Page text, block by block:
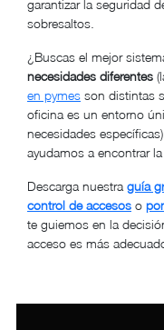
garantizar la seguridad
sobresaltos.
¿Buscas el mejor
necesidades diferentes
en pymes son distintas
oficina es un entorno
necesidades
ayudamos a encontrar
Descarga nuestra guía
control de accesos o
te guiemos en la
acceso es más